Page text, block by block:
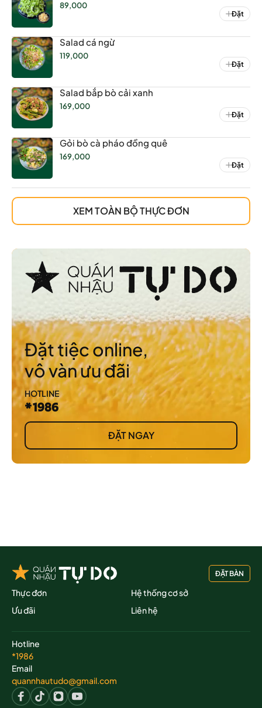
89,000
Đặt
Salad cá ngừ
119,000
Đặt
Salad bắp bò cải xanh
169,000
Đặt
Gỏi bò cà pháo đồng quê
169,000
Đặt
XEM TOÀN BỘ THỰC ĐƠN
Đặt tiệc online,
vô vàn ưu đãi
HOTLINE
*1986
ĐẶT NGAY
ĐẶT BÀN
Thực đơn
Hệ thống cơ sở
Ưu đãi
Liên hệ
Hotline
*1986
Email
quannhautudo@gmail.com